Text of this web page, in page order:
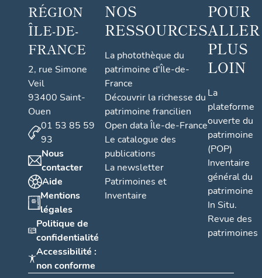
RÉGION
ÎLE-DE-
FRANCE
2, rue Simone
Veil
93400 Saint-
Ouen
01 53 85 59
93
Nous
contacter
Aide
Mentions
légales
Politique de
confidentialité
Accessibilité :
non conforme
NOS
RESSOURCES
La photothèque du
patrimoine d'Île-de-
France
Découvrir la richesse du
patrimoine francilien
Open data Île-de-France
Le catalogue des
publications
La newsletter
Patrimoines et
Inventaire
POUR
ALLER
PLUS
LOIN
La
plateforme
ouverte du
patrimoine
(POP)
Inventaire
général du
patrimoine
In Situ.
Revue des
patrimoines